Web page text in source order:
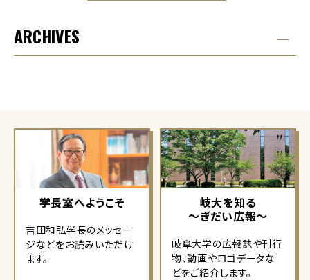
ARCHIVES
学長室へようこそ
吉田和弘学長のメッセー
ジなどをお読みいただけ
ます。
岐大を知る
～ぎだい広報～
岐阜大学の広報誌や刊行
物、動画やロゴデータな
どをご紹介します。